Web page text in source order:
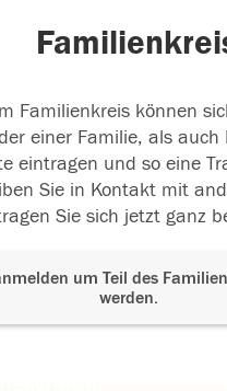
Familienkreis können
einer Familie, als auch
eintragen und so eine
Sie in Kontakt mit
Sie sich jetzt ganz
um Teil des
werden.